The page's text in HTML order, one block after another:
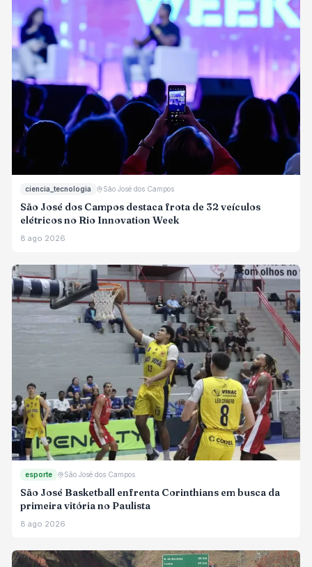
ciencia_tecnologia São José dos Campos
São José dos Campos destaca frota de 32 veículos
elétricos no Rio Innovation Week
8 ago 2026
esporte São José dos Campos
São José Basketball enfrenta Corinthians em busca da
primeira vitória no Paulista
8 ago 2026